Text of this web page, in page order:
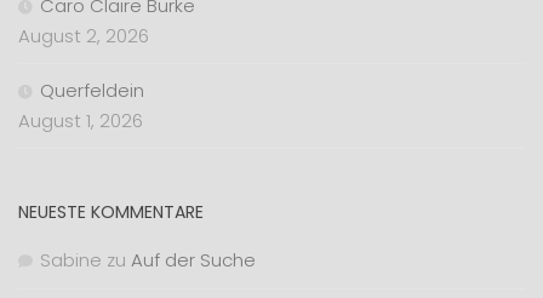
August 2, 2026
Querfeldein
August 1, 2026
NEUESTE KOMMENTARE
Sabine zu Auf der Suche